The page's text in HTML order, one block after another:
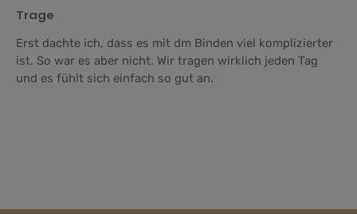
Évaluation avec une note de 5 sur 5 étoiles
Trage
Erst dachte ich, dass es mit dm Binden viel komplizierter
ist. So war es aber nicht. Wir tragen wirklich jeden Tag
und es fühlt sich einfach so gut an.